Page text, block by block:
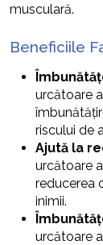
musculară.
Beneficiile
urcătoare
riscului de
Ajută la
urcătoare
reducerea
inimii.
urcătoare